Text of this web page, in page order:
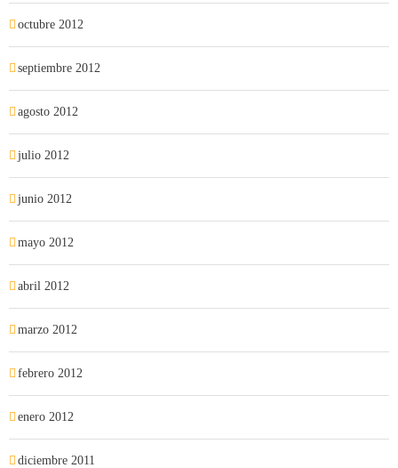
octubre 2012
septiembre 2012
agosto 2012
julio 2012
junio 2012
mayo 2012
abril 2012
marzo 2012
febrero 2012
enero 2012
diciembre 2011